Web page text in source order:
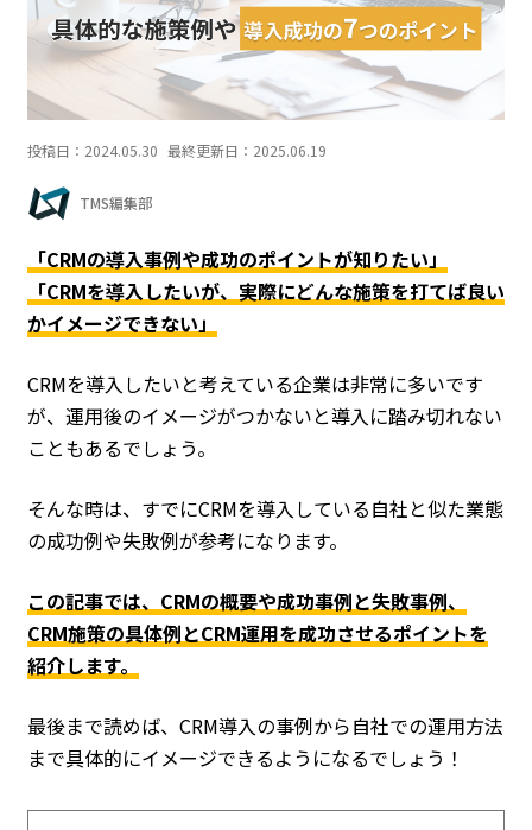
投稿日： 2024.05.30 最終更新日： 2025.06.19
TMS編集部
「CRMの導入事例や成功のポイントが知りたい」
「CRMを導入したいが、実際にどんな施策を打てば良い
かイメージできない」
CRMを導入したいと考えている企業は非常に多いです
が、運用後のイメージがつかないと導入に踏み切れない
こともあるでしょう。
そんな時は、すでにCRMを導入している自社と似た業態
の成功例や失敗例が参考になります。
この記事では、CRMの概要や成功事例と失敗事例、
CRM施策の具体例とCRM運用を成功させるポイントを
紹介します。
最後まで読めば、CRM導入の事例から自社での運用方法
まで具体的にイメージできるようになるでしょう！